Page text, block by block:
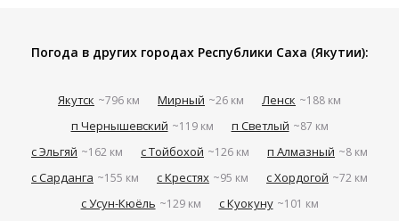
Погода в других городах Республики Саха (Якутии):
Якутск ~796 км Мирный ~26 км Ленск ~188 км
п Чернышевский ~119 км п Светлый ~87 км
с Эльгяй ~162 км с Тойбохой ~126 км п Алмазный ~8 км
с Сарданга ~155 км с Крестях ~95 км с Хордогой ~72 км
с Усун-Кюёль ~129 км с Куокуну ~101 км